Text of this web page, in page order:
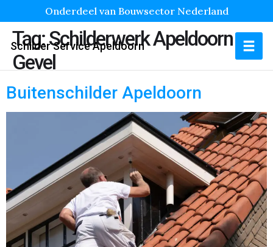
Onderdeel van Bouwsector Nederland
Schilder Service Apeldoorn
Tag:Schilderwerk Apeldoorn
Gevel
Buitenschilder Apeldoorn